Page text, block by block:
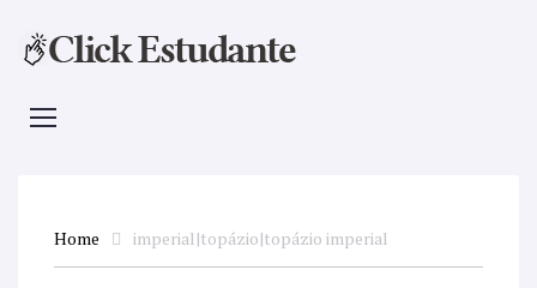
Home imperial|topázio|topázio imperial